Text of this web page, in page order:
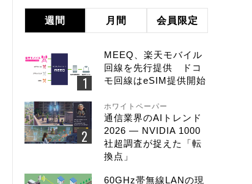
週間 月間 会員限定
MEEQ、楽天モバイル
回線を先行提供 ドコ
モ回線はeSIM提供開始
ホワイトペーパー
通信業界のAIトレンド
2026 ― NVIDIA 1000
社超調査が捉えた「転
換点」
60GHz帯無線LANの現